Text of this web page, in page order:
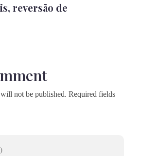
, reversão de
not be published. Required fields